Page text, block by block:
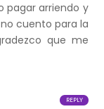
pagar arriendo y
cuento para la
que me
REPLY